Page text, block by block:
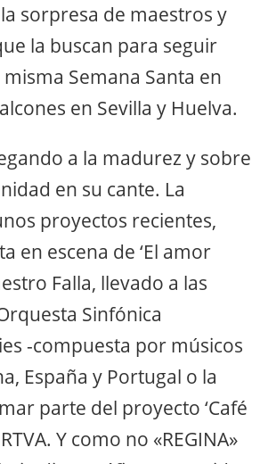
sorpresa de maestros y
la buscan para seguir
Semana Santa en
en Sevilla y Huelva.
a la madurez y sobre
en su cante. La
proyectos recientes,
en escena de ‘El amor
Falla, llevado a las
Sinfónica
-compuesta por músicos
España y Portugal o la
parte del proyecto ‘Café
Y como no «REGINA»